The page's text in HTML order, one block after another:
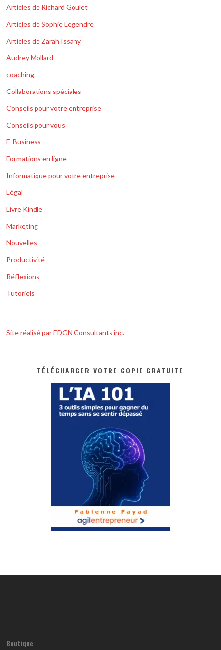
Articles de Richard Goulet
Articles de Sophie Legendre
Articles de Zarah Issany
Audrey Mollard
coaching
Collaborations spéciales
Conseils pour votre entreprise
Conseils pour vous
E-Business
Formations en ligne
Informatique pour votre entreprise
Légal
Livre Kindle
Marketing
Nouvelles
Productivité
Réflexions
Tutoriels
Site réalisé par EDGN Consultants inc.
TÉLÉCHARGER VOTRE COPIE GRATUITE
Boutique